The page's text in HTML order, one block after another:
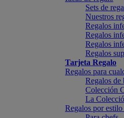
Sets de
Nuestros
Regalos
Regalos
Regalos
Regalos
Tarjeta Regalo
Regalos para
Regalos de
Colección
La
Regalos por